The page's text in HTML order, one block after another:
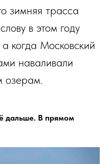
зимняя трасса
в этом году
когда Московский
наваливали
озерам.
дальше. В прямом